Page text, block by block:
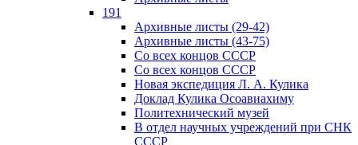
191
Архивные листы (29-42)
Архивные листы (43-75)
Со всех концов СССР
Со всех концов СССР
Новая экспедиция Л. А. Кулика
Доклад Кулика Осоавиахиму
Политехнический музей
В отдел научных учреждений при СНК
СССР